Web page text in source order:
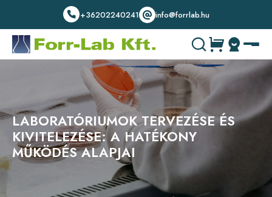
+36202240241 info@forrlab.hu
LABORATÓRIUMOK TERVEZÉSE ÉS
KIVITELEZÉSE: A HATÉKONY
MŰKÖDÉS ALAPJAI